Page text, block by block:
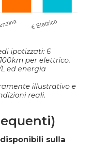
ipotizzati: 6
per elettrico.
ed energia
illustrativo e
reali.
sulla